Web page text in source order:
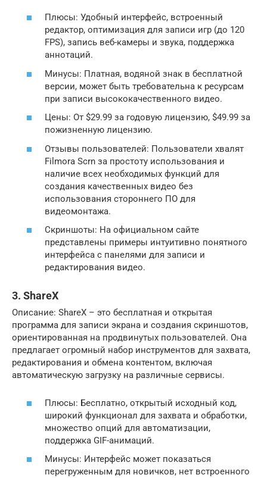
Плюсы: Удобный интерфейс, встроенный
редактор, оптимизация для записи игр (до 120
FPS), запись веб-камеры и звука, поддержка
аннотаций.
Минусы: Платная, водяной знак в бесплатной
версии, может быть требовательна к ресурсам
при записи высококачественного видео.
Цены: От $29.99 за годовую лицензию, $49.99 за
пожизненную лицензию.
Отзывы пользователей: Пользователи хвалят
Filmora Scrn за простоту использования и
наличие всех необходимых функций для
создания качественных видео без
использования стороннего ПО для
видеомонтажа.
Скриншоты: На официальном сайте
представлены примеры интуитивно понятного
интерфейса с панелями для записи и
редактирования видео.
3. ShareX
Описание: ShareX – это бесплатная и открытая
программа для записи экрана и создания скриншотов,
ориентированная на продвинутых пользователей. Она
предлагает огромный набор инструментов для захвата,
редактирования и обмена контентом, включая
автоматическую загрузку на различные сервисы.
Плюсы: Бесплатно, открытый исходный код,
широкий функционал для захвата и обработки,
множество опций для автоматизации,
поддержка GIF-анимаций.
Минусы: Интерфейс может показаться
перегруженным для новичков, нет встроенного